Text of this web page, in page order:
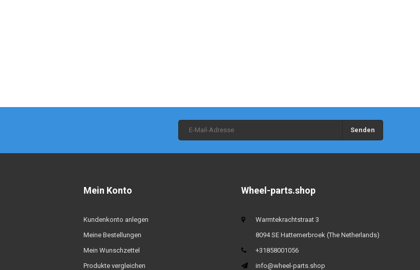
Senden
Mein Konto
Kundenkonto anlegen
Meine Bestellungen
Mein Wunschzettel
Produkte vergleichen
Wheel-parts.shop
Warmtekrachtstraat 3
8094 SE Hattemerbroek (The Netherlands)
+31858001056
info@wheel-parts.shop